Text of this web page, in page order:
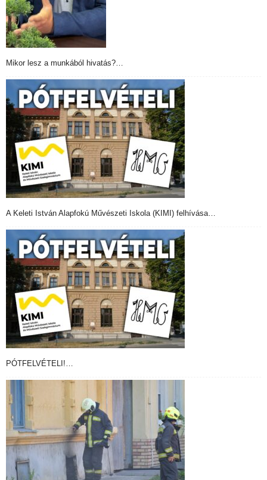
Mikor lesz a munkából hivatás?…
A Keleti István Alapfokú Művészeti Iskola (KIMI) felhívása…
PÓTFELVÉTELI!…